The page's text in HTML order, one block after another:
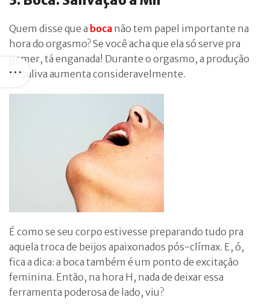
Quem disse que a boca não tem papel importante na
hora do orgasmo? Se você acha que ela só serve pra
gemer, tá enganada! Durante o orgasmo, a produção
de saliva aumenta consideravelmente.
É como se seu corpo estivesse preparando tudo pra
aquela troca de beijos apaixonados pós-clímax. E, ó,
fica a dica: a boca também é um ponto de excitação
feminina. Então, na hora H, nada de deixar essa
ferramenta poderosa de lado, viu?